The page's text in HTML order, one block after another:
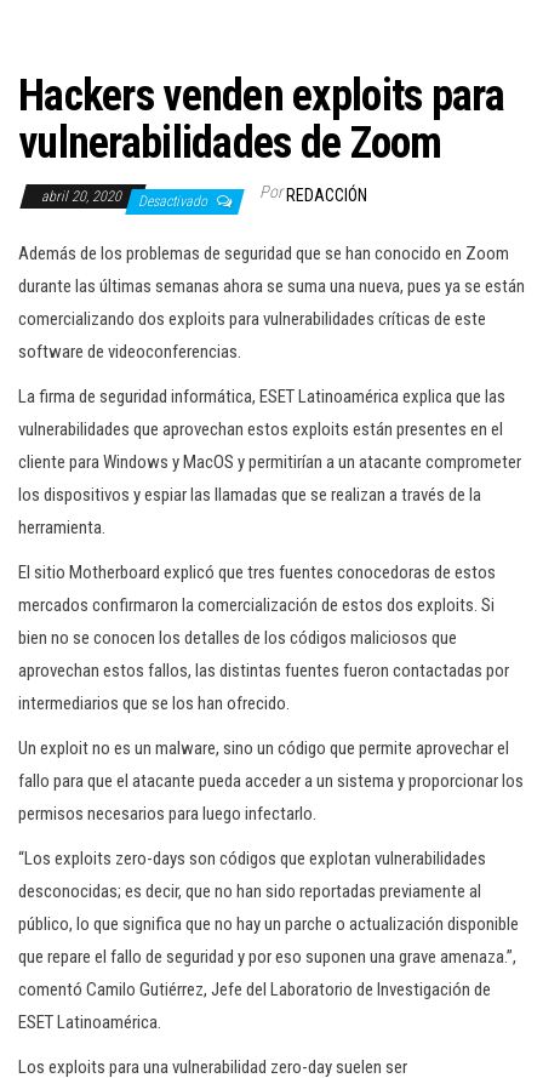
Hackers venden exploits para
vulnerabilidades de Zoom
abril 20, 2020 Desactivado Por REDACCIÓN
Además de los problemas de seguridad que se han conocido en Zoom
durante las últimas semanas ahora se suma una nueva, pues ya se están
comercializando dos exploits para vulnerabilidades críticas de este
software de videoconferencias.
La firma de seguridad informática, ESET Latinoamérica explica que las
vulnerabilidades que aprovechan estos exploits están presentes en el
cliente para Windows y MacOS y permitirían a un atacante comprometer
los dispositivos y espiar las llamadas que se realizan a través de la
herramienta.
El sitio Motherboard explicó que tres fuentes conocedoras de estos
mercados confirmaron la comercialización de estos dos exploits. Si
bien no se conocen los detalles de los códigos maliciosos que
aprovechan estos fallos, las distintas fuentes fueron contactadas por
intermediarios que se los han ofrecido.
Un exploit no es un malware, sino un código que permite aprovechar el
fallo para que el atacante pueda acceder a un sistema y proporcionar los
permisos necesarios para luego infectarlo.
“Los exploits zero-days son códigos que explotan vulnerabilidades
desconocidas; es decir, que no han sido reportadas previamente al
público, lo que significa que no hay un parche o actualización disponible
que repare el fallo de seguridad y por eso suponen una grave amenaza.”,
comentó Camilo Gutiérrez, Jefe del Laboratorio de Investigación de
ESET Latinoamérica.
Los exploits para una vulnerabilidad zero-day suelen ser